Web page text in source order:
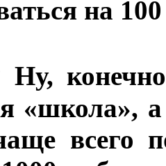
на
Ну,
«школа»,
всего